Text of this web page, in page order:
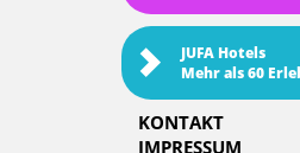
JUFA Hotels
Mehr als 60
KONTAKT
IMPRESSUM